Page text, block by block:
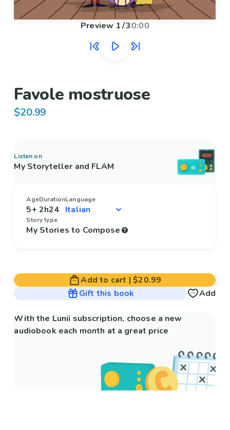
Preview 1/30:00
Favole mostruose
$20.99
Listen on
My Storyteller and FLAM
Age
5+
Duration
2h24
Language
Story type
My Stories to Compose
Add to cart |$20.99
Gift this book
Add
With the Lunii subscription, choose a new
audiobook each month at a great price